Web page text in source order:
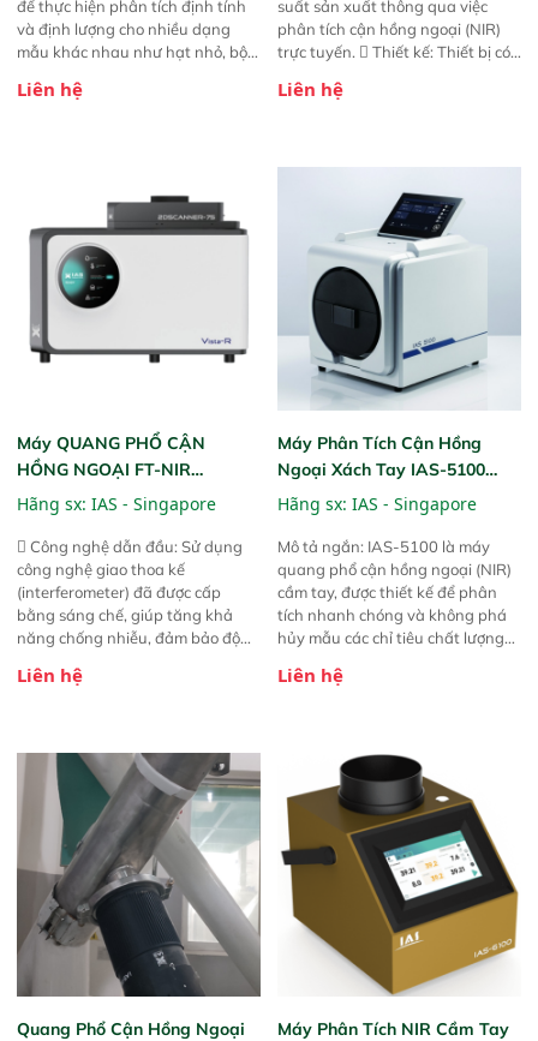
để thực hiện phân tích định tính
và định lượng cho nhiều dạng
mẫu khác nhau như hạt nhỏ, bột,
này cho phép bất kỳ ai cũng có
thức ăn chăn nuôi, nguyên liệu
thực phẩm, nông sản,..
Liên hệ
suất sản xuất thông qua việc
phân tích cận hồng ngoại (NIR)
trực tuyến.  Thiết kế: Thiết bị có
hỗ trợ tản nhiệt tăng cường và đã
năng theo dõi thông số theo thời
gian thực và trực quan hóa dữ
liệu để tăng chỉ số ROI cho doanh
Liên hệ
Máy QUANG PHỔ CẬN
HỒNG NGOẠI FT-NIR
Analyzer Vista-R
Hãng sx: IAS - Singapore
 Công nghệ dẫn đầu: Sử dụng
công nghệ giao thoa kế
(interferometer) đã được cấp
bằng sáng chế, giúp tăng khả
năng chống nhiễu, đảm bảo độ
Phạm vi ứng dụng rộng: Đáp ứng
ngành công nghiệp khác nhau. 
Độ nhạy cao: Trang bị đầu dò
InGaAs độ nhạy cao, cung cấp
phản hồi phổ tuyến tính đầy đủ,
đảm bảo độ chính xác và khả
năng lặp lại tối ưu.
Liên hệ
Máy Phân Tích Cận Hồng
Ngoại Xách Tay IAS-5100
(Portable NIR Analyzer)
Hãng sx: IAS - Singapore
Mô tả ngắn: IAS-5100 là máy
quang phổ cận hồng ngoại (NIR)
cầm tay, được thiết kế để phân
tích nhanh chóng và không phá
hủy mẫu các chỉ tiêu chất lượng
Thiết bị linh hoạt cho nhiều kịch
trực tiếp ngoài đồng ruộng.
Liên hệ
Quang Phổ Cận Hồng Ngoại
Máy Phân Tích NIR Cầm Tay